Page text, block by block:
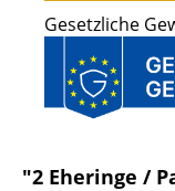
Gesetzliche
"2 Eheringe /